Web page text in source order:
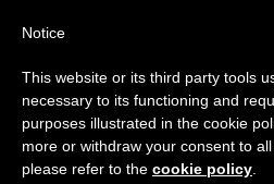
TAG
Posts
Notice
This website or its third party tools
necessary to its functioning and
purposes illustrated in the cookie
more or withdraw your consent to
please refer to the cookie policy